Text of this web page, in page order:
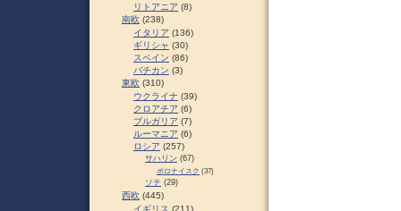
リトアニア (8)
南欧 (238)
イタリア (136)
ギリシャ (30)
スペイン (86)
バチカン (3)
東欧 (310)
ウクライナ (39)
クロアチア (6)
ブルガリア (7)
ルーマニア (6)
ロシア (257)
サハリン (67)
ポロナイスク (37)
ソチ (29)
西欧 (445)
イギリス (211)